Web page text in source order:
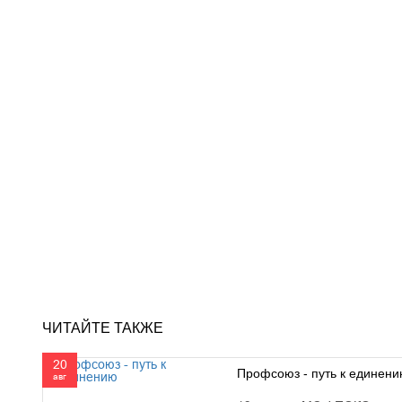
ЧИТАЙТЕ ТАКЖЕ
20
авг Профсоюз - путь к